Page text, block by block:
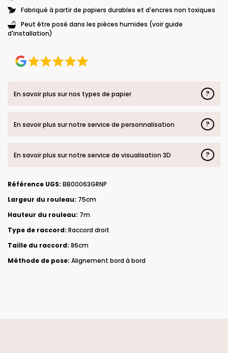
Fabriqué à partir de papiers durables et d'encres non toxiques
Peut être posé dans les pièces humides (voir guide
d'installation)
En savoir plus sur nos types de papier ?
En savoir plus sur notre service de personnalisation ?
En savoir plus sur notre service de visualisation 3D ?
Référence UGS: BB00063GRNP
Largeur du rouleau: 75cm
Hauteur du rouleau: 7m
Type de raccord: Raccord droit
Taille du raccord: 86cm
Méthode de pose: Alignement bord à bord